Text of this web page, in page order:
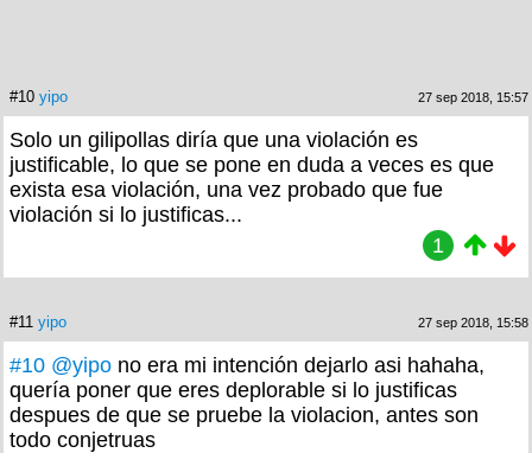
#10 yipo 27 sep 2018, 15:57
Solo un gilipollas diría que una violación es
justificable, lo que se pone en duda a veces es que
exista esa violación, una vez probado que fue
violación si lo justificas...
1
#11 yipo 27 sep 2018, 15:58
#10 @yipo no era mi intención dejarlo asi hahaha,
quería poner que eres deplorable si lo justificas
despues de que se pruebe la violacion, antes son
todo conjetruas